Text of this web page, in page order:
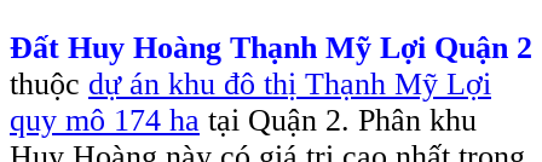
Đất Huy Hoàng Thạnh Mỹ Lợi Quận 2
thuộc dự án khu đô thị Thạnh Mỹ Lợi
quy mô 174 ha tại Quận 2. Phân khu